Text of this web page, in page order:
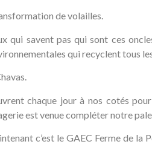
de volailles.
savent pas qui sont ces
qui recyclent tous
chaque jour à nos cotés
est venue compléter notre
c’est le GAEC Ferme de la